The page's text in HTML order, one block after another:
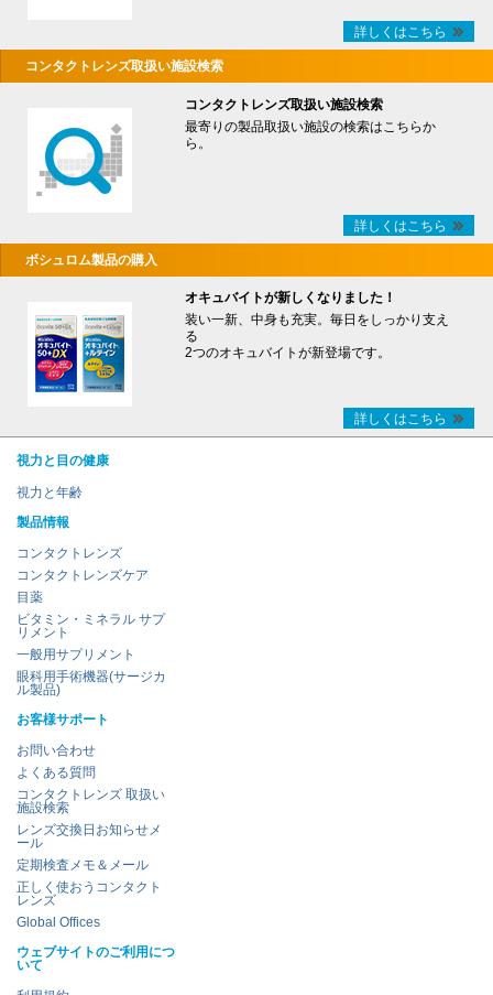
詳しくはこちら
コンタクトレンズ取扱い施設検索
コンタクトレンズ取扱い施設検索
最寄りの製品取扱い施設の検索はこちらか
ら。
詳しくはこちら
ボシュロム製品の購入
オキュバイトが新しくなりました！
装い一新、中身も充実。毎日をしっかり支え
る
2つのオキュバイトが新登場です。
詳しくはこちら
視力と目の健康
視力と年齢
製品情報
コンタクトレンズ
コンタクトレンズケア
目薬
ビタミン・ミネラル サプ
リメント
一般用サプリメント
眼科用手術機器(サージカ
ル製品)
お客様サポート
お問い合わせ
よくある質問
コンタクトレンズ 取扱い
施設検索
レンズ交換日お知らせメ
ール
定期検査メモ＆メール
正しく使おうコンタクト
レンズ
Global Offices
ウェブサイトのご利用につ
いて